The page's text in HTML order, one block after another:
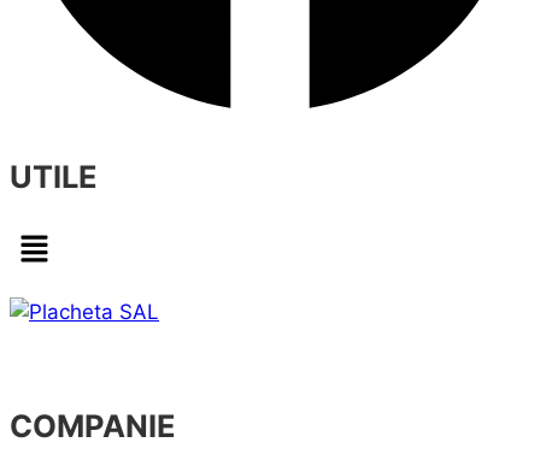
UTILE
Menu
COMPANIE